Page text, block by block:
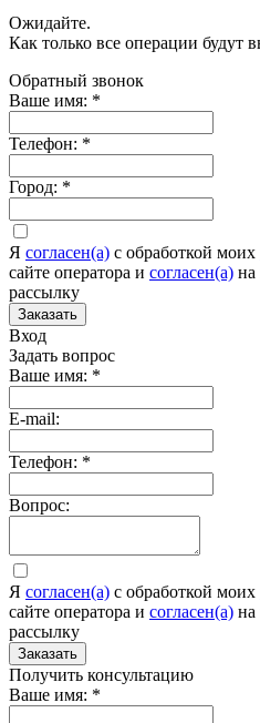
Ожидайте.
Как только все операции будут
Обратный звонок
Ваше имя: *
Телефон: *
Город: *
Я согласен(а) c обработкой моих
сайте оператора и согласен(а) на
рассылку
Заказать
Вход
Задать вопрос
Ваше имя: *
E-mail:
Телефон: *
Вопрос:
Я согласен(а) c обработкой моих
сайте оператора и согласен(а) на
рассылку
Заказать
Получить консультацию
Ваше имя: *